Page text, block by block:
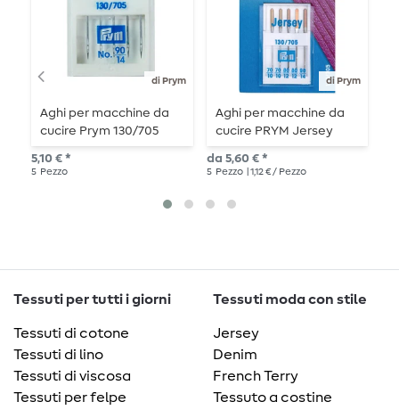
di Prym
Aghi per macchine da
cucire Prym 130/705
"Jeans" - misura 90 - 5
pezzi
5,10 € *
5 Pezzo
di Prym
Aghi per macchine da
cucire PRYM Jersey
da 5,60 € *
5 Pezzo | 1,12 € / Pezzo
Tessuti per tutti i giorni
Tessuti di cotone
Tessuti di lino
Tessuti di viscosa
Tessuti per felpe
Tessuti moda con stile
Jersey
Denim
French Terry
Tessuto a costine